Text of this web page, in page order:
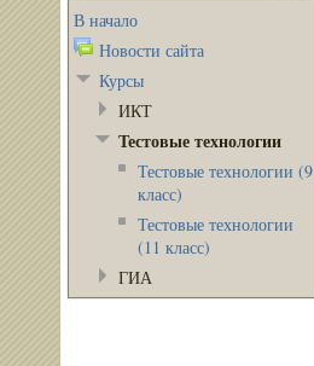
В начало
Новости сайта
Курсы
ИКТ
Тестовые технологии
Тестовые технологии (9
класс)
Тестовые технологии
(11 класс)
ГИА